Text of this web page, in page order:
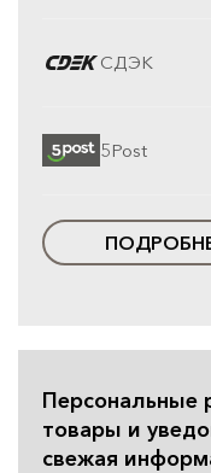
СДЭК
5Post
Персональные
товары и
свежая